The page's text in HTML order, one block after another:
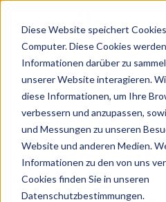
Diese Website speichert
Computer. Diese Cookies
Informationen darüber zu
unserer Website interagieren.
diese Informationen, um Ihre
verbessern und anzupassen,
und Messungen zu unseren
Website und anderen Medien.
Informationen zu den von uns
Cookies finden Sie in unseren
Datenschutzbestimmungen.
Suche
Es gibt keine Vorschläge,
Mehr als ein
neu definiert